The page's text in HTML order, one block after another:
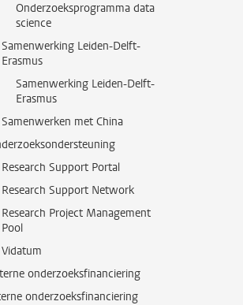
Onderzoeksprogramma data
science
Samenwerking Leiden-Delft-
Erasmus
Samenwerking Leiden-Delft-
Erasmus
Samenwerken met China
Research Support Portal
Research Support Network
Research Project Management
Pool
Vidatum
onderzoeksfinanciering
onderzoeksfinanciering